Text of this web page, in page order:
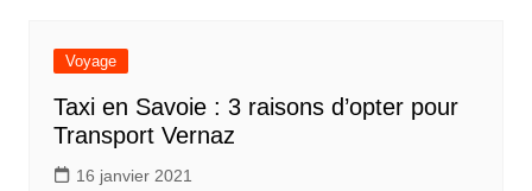
Voyage
Taxi en Savoie : 3 raisons d’opter pour
Transport Vernaz
16 janvier 2021